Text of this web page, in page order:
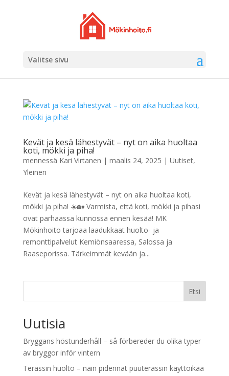
Valitse sivu
Kevät ja kesä lähestyvät – nyt on aika huoltaa
koti, mökki ja piha!
mennessä Kari Virtanen | maalis 24, 2025 | Uutiset,
Yleinen
Kevät ja kesä lähestyvät – nyt on aika huoltaa koti,
mökki ja piha! ☀️🏡 Varmista, että koti, mökki ja pihasi
ovat parhaassa kunnossa ennen kesää! MK
Mökinhoito tarjoaa laadukkaat huolto- ja
remonttipalvelut Kemiönsaaressa, Salossa ja
Raaseporissa. Tärkeimmät kevään ja...
Etsi
Uutisia
Bryggans höstunderhåll – så förbereder du olika typer
av bryggor inför vintern
Terassin huolto – näin pidennät puuterassin käyttöikää